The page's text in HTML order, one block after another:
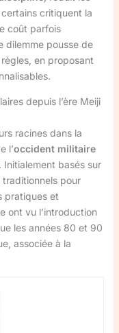
certains critiquent la
coût parfois
dilemme pousse de
en proposant
depuis l’ère Meiji
racines dans la
l’occident militaire
basés sur
pour
pratiques et
ont vu l’introduction
les années 80 et 90
associée à la